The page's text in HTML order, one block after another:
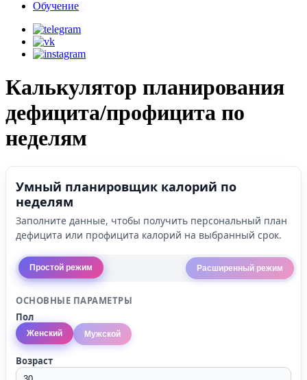
Обучение
Калькулятор планирования
дефицита/профицита по
неделям
Умный планировщик калорий по
неделям
Заполните данные, чтобы получить персональный план
дефицита или профицита калорий на выбранный срок.
Простой режим Расширенный режим
ОСНОВНЫЕ ПАРАМЕТРЫ
Пол
Женский Мужской
Возраст